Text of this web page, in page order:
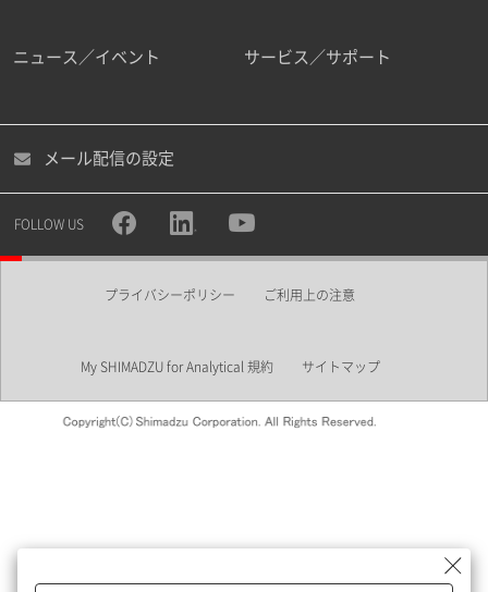
職種
めします。
ニュース／イベント サービス／サポート
メール配信の設定
FOLLOW US
プライバシーポリシー ご利用上の注意
My SHIMADZU for Analytical 規約 サイトマップ